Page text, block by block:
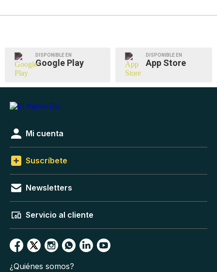
DISPONIBLE EN
Google Play
DISPONIBLE EN
App Store
Mi cuenta
Suscríbete
Newsletters
Servicio al cliente
¿Quiénes somos?